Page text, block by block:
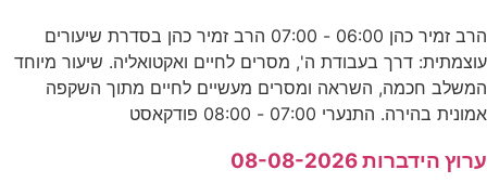
הרב זמיר כהן 06:00 - 07:00 הרב זמיר כהן בסדרת שיעורים
עוצמתית: דרך בעבודת ה', מסרים לחיים ואקטואליה. שיעור מיוחד
המשלב חכמה, השראה ומסרים מעשיים לחיים מתוך השקפה
אמונית בהירה. התנערי 07:00 - 08:00 פודקאסט
ערוץ הידברות 08-08-2026